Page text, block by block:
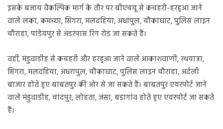
इसके बजाय वैकल्पिक मार्ग के तौर पर बीएचयू से कचहरी-हरहुआ जाने
वाले लंका, कमच्छा, सिगरा, मलदहिया, अधांपुल, चौकाघाट, पुलिस लाइन
चौराहा, पांडेयपुर से अंडरपास रिंग रोड जा सकते हैं।
वहीं, मंडुवाडीह से कचहरी और हरहुआ जाने वाले आकाशवाणी, रथयात्रा,
सिगरा, मलदहिया, अंधरापुल, चौकाघाट, पुलिस लाइन चौराहा, अर्दली
बाजार होते हुए बाबतपुर की ओर से जा सकते हैं। बाबतपुर एयरपोर्ट जाने
वाले मंडुवाडीह, चांदपुर, लोहता, जंसा, बड़ागांव होते हुए एयरपोर्ट जा सकते
हैं।